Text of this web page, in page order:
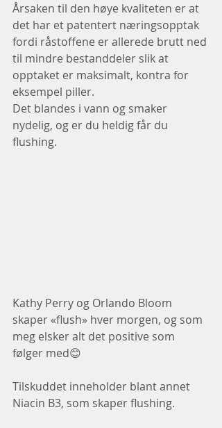
Årsaken til den høye kvaliteten er at
det har et patentert næringsopptak
fordi råstoffene er allerede brutt ned
til mindre bestanddeler slik at
opptaket er maksimalt, kontra for
eksempel piller.
Det blandes i vann og smaker
nydelig, og er du heldig får du
flushing.
Kathy Perry og Orlando Bloom
skaper «flush» hver morgen, og som
meg elsker alt det positive som
følger med😊
Tilskuddet inneholder blant annet
Niacin B3, som skaper flushing.